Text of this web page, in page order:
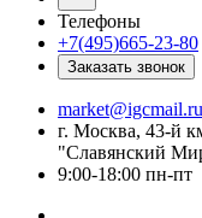
Телефоны
+7(495)665-23-80
Заказать звонок
market@igcmail.ru
г. Москва, 43-й
"Славянский
9:00-18:00 пн-пт